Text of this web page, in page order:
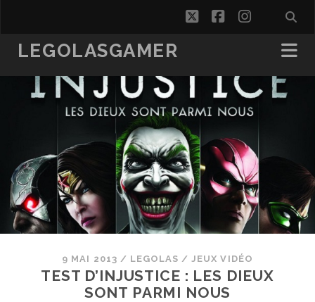
twitterfacebook
LEGOLASGAMER
9 MAI 2013 / LEGOLAS /JEUX VIDÉO
TEST D’INJUSTICE : LES DIEUX
SONT PARMI NOUS